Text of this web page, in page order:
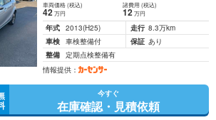
車両価格(税込)
42万円
諸費用 (税込)
12 万円
年式 2013(H25) 走行 8.3万km
車検 車検整備付 保証 あり
整備 定期点検整備有
情報提供：
今すぐ
在庫確認・見積依頼